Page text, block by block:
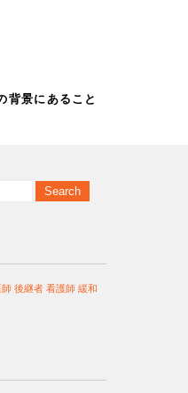
背景にあること
後継者 看護師 緩和